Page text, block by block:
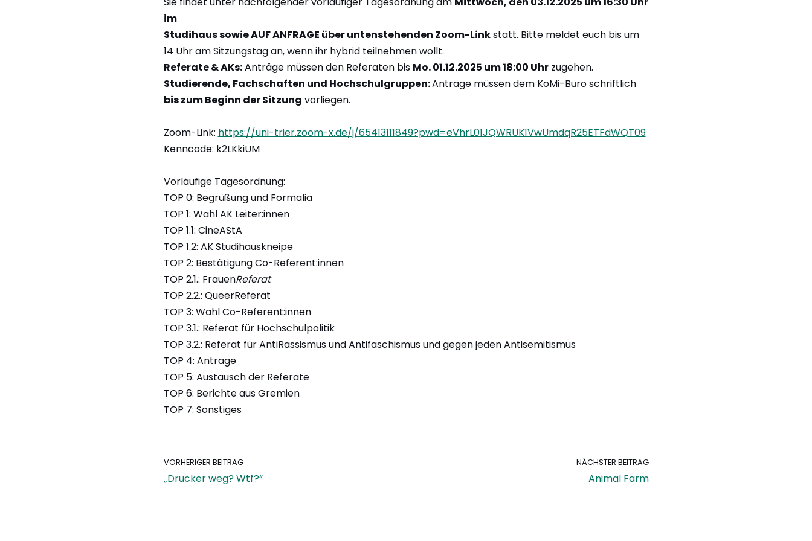
im
Studihaus sowie AUF ANFRAGE über untenstehenden Zoom-Linkstatt. Bitte meldet euch bis um
14 Uhr am Sitzungstag an, wenn ihr hybrid teilnehmen wollt.
Referate & AKs:Anträge müssen den Referaten bis Mo. 01.12.2025 um 18:00 Uhrzugehen.
Studierende, Fachschaften und Hochschulgruppen:Anträge müssen dem KoMi-Büro schriftlich
bis zum Beginn der Sitzung vorliegen.
Zoom-Link: https://uni-trier.zoom-x.de/j/65413111849?pwd=eVhrL01JQWRUK1VwUmdqR25ETFdWQT09
Kenncode: k2LKkiUM
Vorläufige Tagesordnung:
TOP 0: Begrüßung und Formalia
TOP 1: Wahl AK Leiter:innen
TOP 1.1: CineAStA
TOP 1.2: AK Studihauskneipe
TOP 2: Bestätigung Co-Referent:innen
TOP 2.1.: FrauenReferat
TOP 2.2.: QueerReferat
TOP 3: Wahl Co-Referent:innen
TOP 3.1.: Referat für Hochschulpolitik
TOP 3.2.: Referat für AntiRassismus und Antifaschismus und gegen jeden Antisemitismus
TOP 4: Anträge
TOP 5: Austausch der Referate
TOP 6: Berichte aus Gremien
TOP 7: Sonstiges
VORHERIGER BEITRAG
„Drucker weg? Wtf?“
NÄCHSTER BEITRAG
Animal Farm